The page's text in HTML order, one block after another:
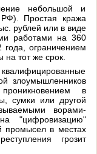
небольшой и
Простая кража
рублей или в виде
работами на 360
ограничением
тот же срок.
злоумышленников
в
сумки или другой
ворами-
"цифровизацию"
промысел в местах
грозит